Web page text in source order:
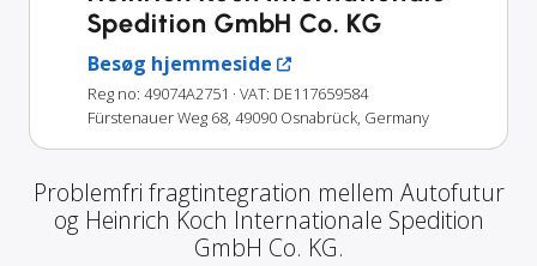
Spedition GmbH Co. KG
Besøg hjemmeside
Reg no: 49074A2751 · VAT: DE117659584
Fürstenauer Weg 68, 49090 Osnabrück, Germany
Problemfri fragtintegration mellem Autofutur
og Heinrich Koch Internationale Spedition
GmbH Co. KG.